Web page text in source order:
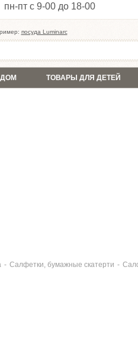
пт с 9-00 до 18-00
посуда Luminarc
ДОМ ТОВАРЫ ДЛЯ ДЕТЕЙ
- Салфетки, бумажные скатерти -